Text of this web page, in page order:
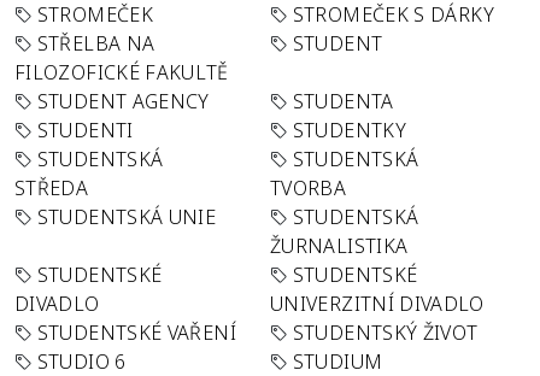
STROMEČEK
STROMEČEK S DÁRKY
STŘELBA NA
FILOZOFICKÉ FAKULTĚ
STUDENT
STUDENT AGENCY
STUDENTA
STUDENTI
STUDENTKY
STUDENTSKÁ
STŘEDA
STUDENTSKÁ
TVORBA
STUDENTSKÁ UNIE
STUDENTSKÁ
ŽURNALISTIKA
STUDENTSKÉ
DIVADLO
STUDENTSKÉ
UNIVERZITNÍ DIVADLO
STUDENTSKÉ VAŘENÍ
STUDENTSKÝ ŽIVOT
STUDIO 6
STUDIUM